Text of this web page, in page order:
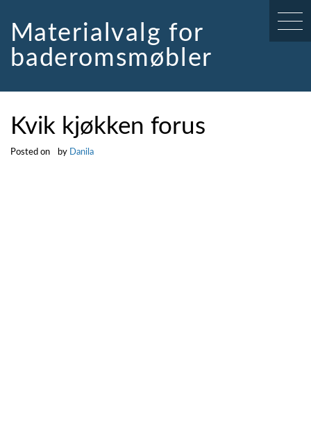
contentMaterialvalg for
baderomsmøbler
Kvik kjøkken forus
Posted on by Danila